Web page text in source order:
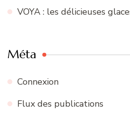
VOYA : les délicieuses
Méta
Connexion
Flux des publications